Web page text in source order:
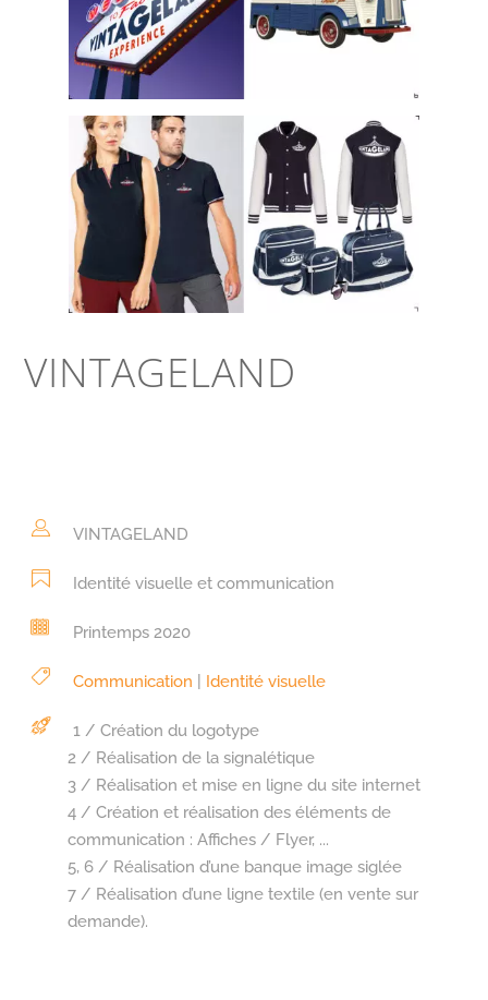
VINTAGELAND
VINTAGELAND
Identité visuelle et communication
Printemps 2020
Communication Identité visuelle
1 / Création du logotype
2 / Réalisation de la signalétique
3 / Réalisation et mise en ligne du site internet
4 / Création et réalisation des éléments de
communication : Affiches / Flyer, ...
5, 6 / Réalisation d’une banque image siglée
7 / Réalisation d’une ligne textile (en vente sur
demande).